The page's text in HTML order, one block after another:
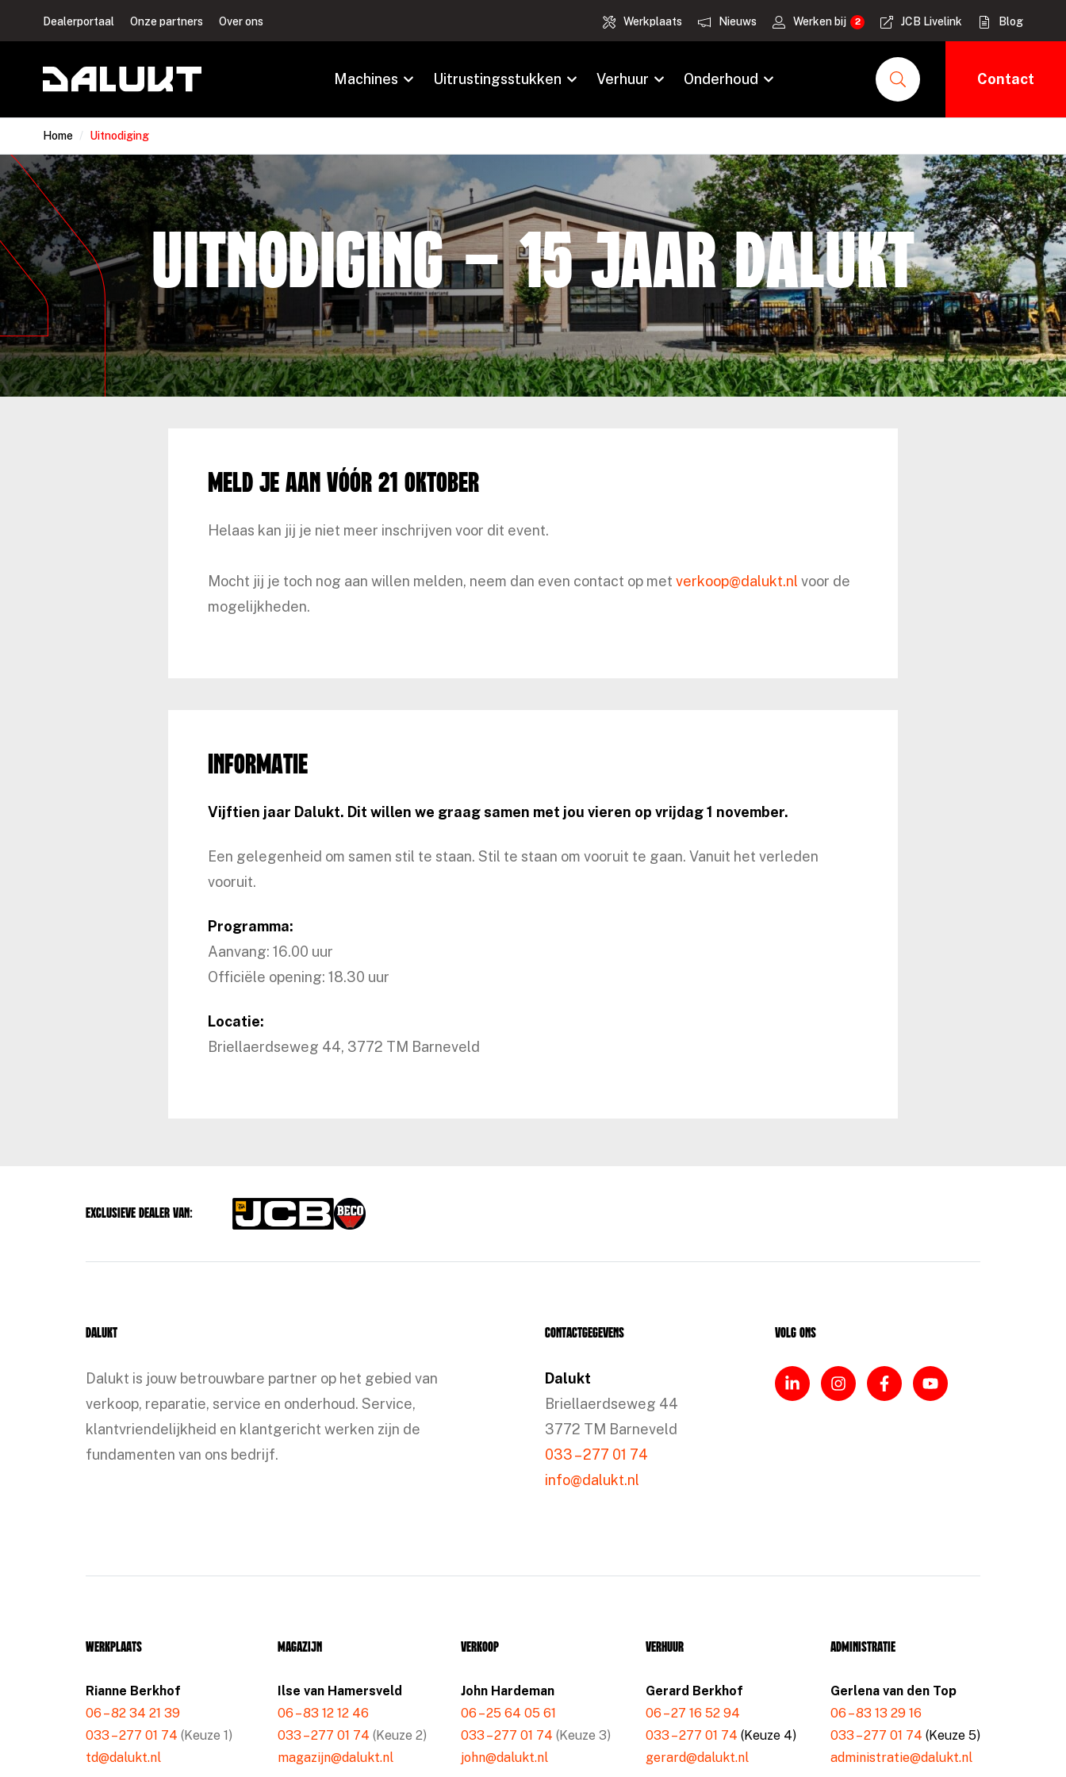
Dealerportaal Onze partners Over ons Werkplaats Nieuws Werken bij JCB Livelink Blog
Machines Uitrustingsstukken Verhuur Onderhoud Contact
Home / Uitnodiging
Uitnodiging – 15 jaar Dalukt
Meld je aan vóór 21 oktober
Helaas kan jij je niet meer inschrijven voor dit event.
Mocht jij je toch nog aan willen melden, neem dan even contact op met verkoop@dalukt.nl voor de
mogelijkheden.
Informatie
Vijftien jaar Dalukt. Dit willen we graag samen met jou vieren op vrijdag 1 november.
Een gelegenheid om samen stil te staan. Stil te staan om vooruit te gaan. Vanuit het verleden
vooruit.
Programma:
Aanvang: 16.00 uur
Officiële opening: 18.30 uur
Locatie:
Briellaerdseweg 44, 3772 TM Barneveld
Exclusieve dealer van:
Dalukt
Dalukt is jouw betrouwbare partner op het gebied van
verkoop, reparatie, service en onderhoud. Service,
klantvriendelijkheid en klantgericht werken zijn de
fundamenten van ons bedrijf.
Contactgegevens
Dalukt
Briellaerdseweg 44
3772 TM Barneveld
033 – 277 01 74
info@dalukt.nl
Volg ons
Werkplaats
Rianne Berkhof
06 – 82 34 21 39
033 – 277 01 74 (Keuze 1)
td@dalukt.nl
Magazijn
Ilse van Hamersveld
06 – 83 12 12 46
033 – 277 01 74 (Keuze 2)
magazijn@dalukt.nl
Verkoop
John Hardeman
06 – 25 64 05 61
033 – 277 01 74 (Keuze 3)
john@dalukt.nl
Verhuur
Gerard Berkhof
06 – 27 16 52 94
033 – 277 01 74 (Keuze 4)
gerard@dalukt.nl
Administratie
Gerlena van den Top
06 – 83 13 29 16
033 – 277 01 74 (Keuze 5)
administratie@dalukt.nl